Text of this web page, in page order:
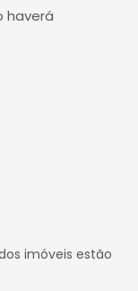
haverá
imóveis estão